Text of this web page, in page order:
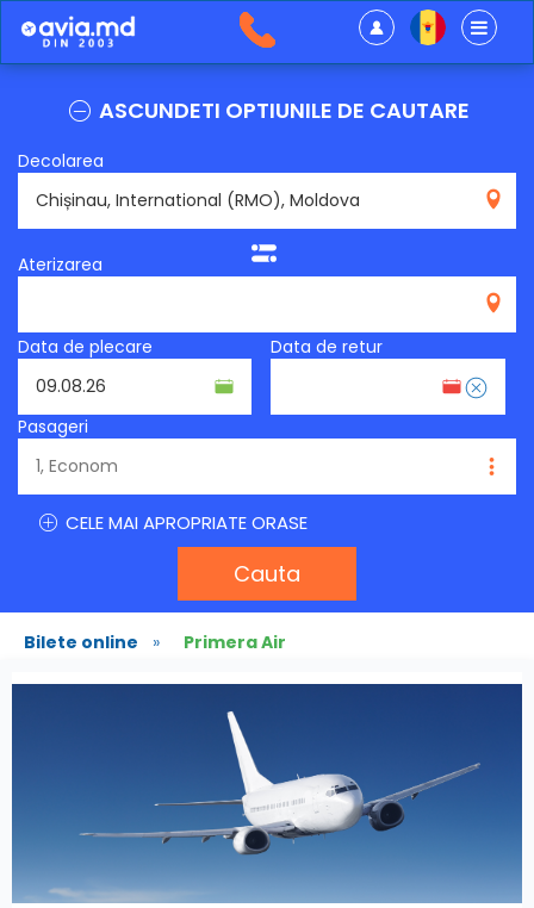
ASCUNDETI OPTIUNILE DE CAUTARE
Decolarea
Aterizarea
Data de plecare Data de retur
Pasageri
CELE MAI APROPRIATE ORASE
Cauta
Bilete online » Primera Air